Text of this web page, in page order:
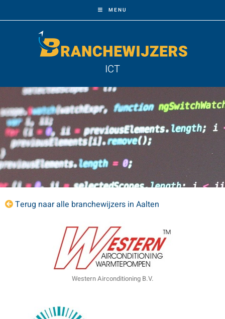
MENU
ICT
Terug naar alle branchewijzers in Aalten
Western Airconditioning B.V.